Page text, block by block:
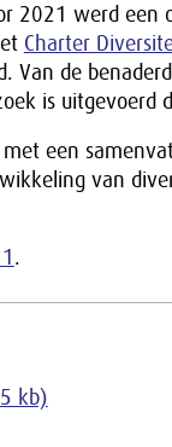
2021 werd een
Charter
Van de
is uitgevoerd
met een
van
.
kb)